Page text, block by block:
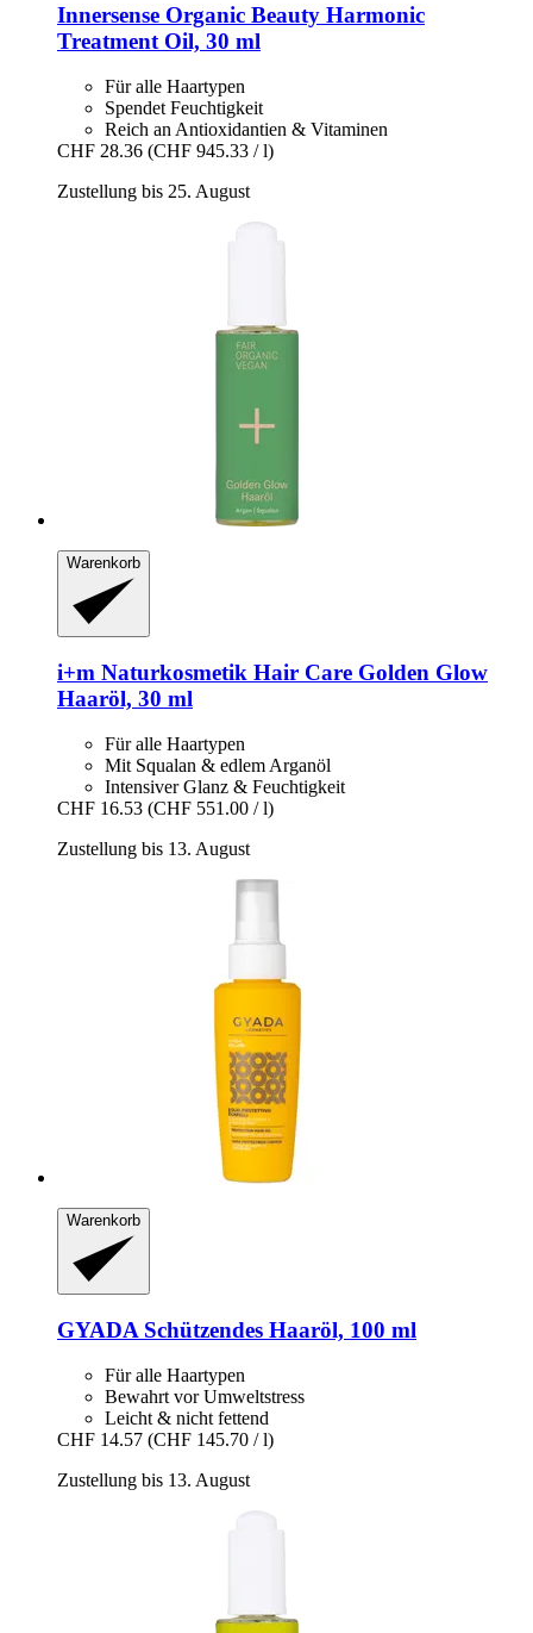
Innersense Organic Beauty Harmonic
Treatment Oil, 30 ml
Für alle Haartypen
Spendet Feuchtigkeit
Reich an Antioxidantien & Vitaminen
CHF 28.36 (CHF 945.33 / l)
Zustellung bis 25. August
Warenkorb
i+m Naturkosmetik Hair Care Golden Glow
Haaröl, 30 ml
Für alle Haartypen
Mit Squalan & edlem Arganöl
Intensiver Glanz & Feuchtigkeit
CHF 16.53 (CHF 551.00 / l)
Zustellung bis 13. August
Warenkorb
GYADA Schützendes Haaröl, 100 ml
Für alle Haartypen
Bewahrt vor Umweltstress
Leicht & nicht fettend
CHF 14.57 (CHF 145.70 / l)
Zustellung bis 13. August